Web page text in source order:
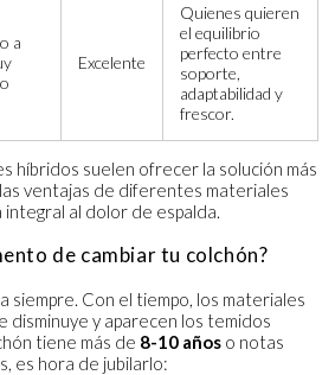
a
Excelente
Quienes quieren
el equilibrio
perfecto entre
soporte,
adaptabilidad y
frescor.
híbridos suelen ofrecer la solución más
ventajas de diferentes materiales
al dolor de espalda.
de cambiar tu colchón?
siempre. Con el tiempo, los materiales
disminuye y aparecen los temidos
tiene más de 8-10 años o notas
es hora de jubilarlo: